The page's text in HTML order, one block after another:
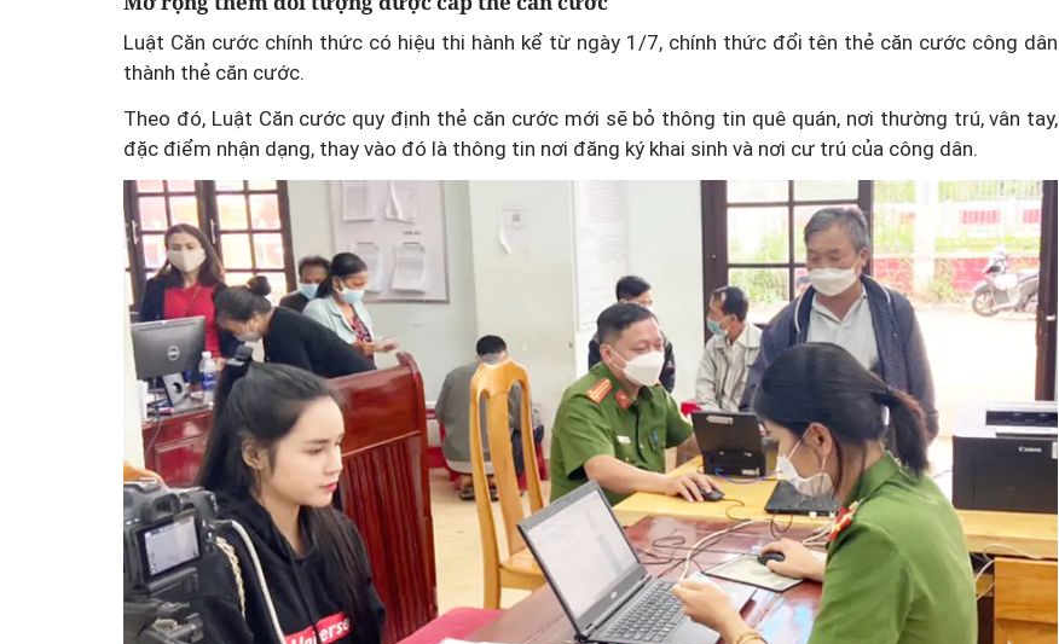
Luật Căn cước chính thức có hiệu thi hành kể từ ngày 1/7, chính thức đổi tên thẻ căn cước công dân
thành thẻ căn cước.
Theo đó, Luật Căn cước quy định thẻ căn cước mới sẽ bỏ thông tin quê quán, nơi thường trú, vân tay,
đặc điểm nhận dạng, thay vào đó là thông tin nơi đăng ký khai sinh và nơi cư trú của công dân.